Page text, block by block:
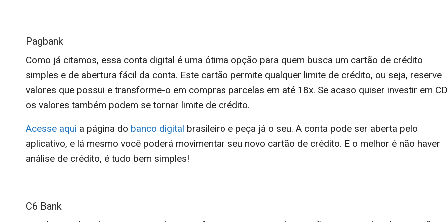
Pagbank
Como já citamos, essa conta digital é uma ótima opção para quem busca um cartão de crédito
simples e de abertura fácil da conta. Este cartão permite qualquer limite de crédito, ou seja, reserve
valores que possui e transforme-o em compras parcelas em até 18x. Se acaso quiser investir em
os valores também podem se tornar limite de crédito.
Acesse aqui a página do banco digital brasileiro e peça já o seu. A conta pode ser aberta pelo
aplicativo, e lá mesmo você poderá movimentar seu novo cartão de crédito. E o melhor é não haver
análise de crédito, é tudo bem simples!
C6 Bank